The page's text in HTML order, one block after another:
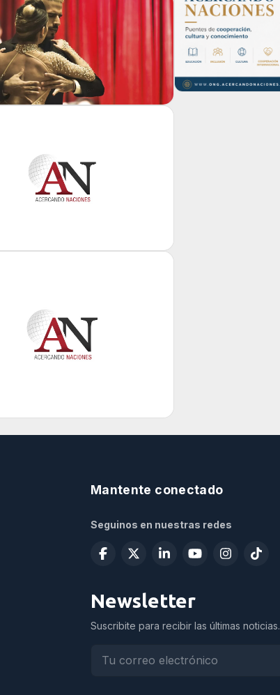
Mantente conectado
Seguinos en nuestras redes
Newsletter
Suscribite para recibir las últimas noticias.